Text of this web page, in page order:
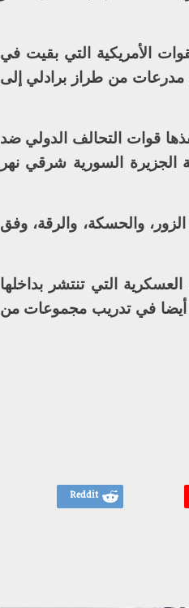
الأمريكية التي بقيت في
مدرعات من طراز برادلي إلى
قوات التحالف الدولي ضد
السورية شرقي نهر
والحسكة، والرقة، وفق
التي تنتشر بداخلها
أيضا في تدريب مجموعات من